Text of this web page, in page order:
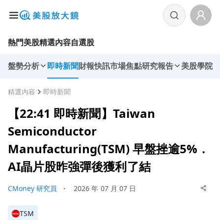
熱門美股精選內容自選股
盤勢分析 即時新聞財報快訊市場焦點研究報告 美股學院
精選內容 即時新聞
【22:41 即時新聞】Taiwan
Semiconductor
Manufacturing(TSM) 早盤挫逾5%．
AI晶片股昨強彈後獲利了結
CMoney 研究員 ・ 2026 年 07 月 07 日
TSM